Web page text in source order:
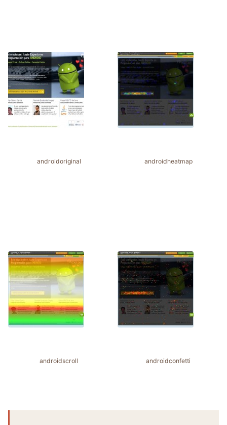
androidoriginal androidheatmap
androidscroll androidconfetti